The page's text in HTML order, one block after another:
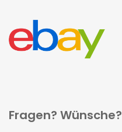
Fragen? Wünsche?